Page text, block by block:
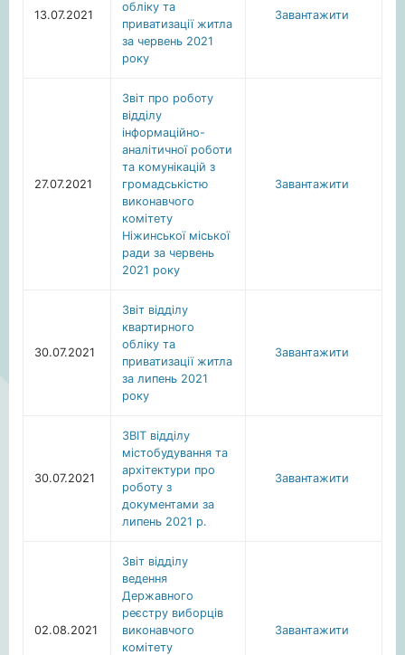
13.07.2021
обліку та
приватизації житла
за червень 2021
року
Завантажити
27.07.2021
Звіт про роботу
відділу
інформаційно-
аналітичної роботи
та комунікацій з
громадськістю
виконавчого
комітету
Ніжинської міської
ради за червень
2021 року
Завантажити
30.07.2021
Звіт відділу
квартирного
обліку та
приватизації житла
за липень 2021
року
Завантажити
30.07.2021
ЗВІТ відділу
містобудування та
архітектури про
роботу з
документами за
липень 2021 р.
Завантажити
02.08.2021
Звіт відділу
ведення
Державного
реєстру виборців
виконавчого
комітету
Завантажити